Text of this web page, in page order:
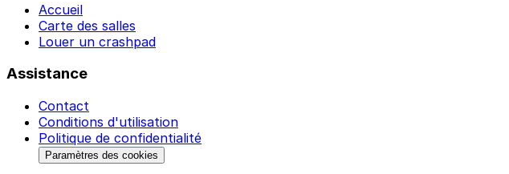
Accueil
Carte des salles
Louer un crashpad
Assistance
Contact
Conditions d'utilisation
Politique de confidentialité
Paramètres des cookies